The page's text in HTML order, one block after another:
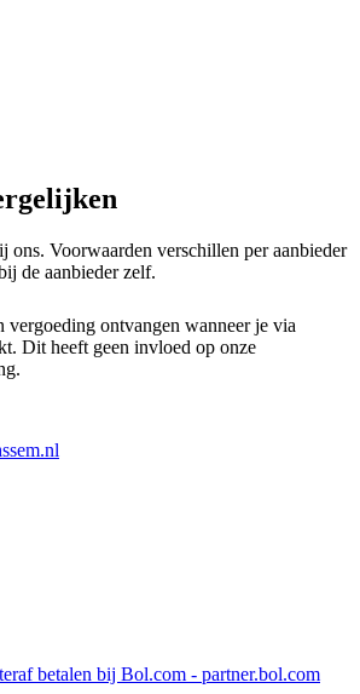
ons. Voorwaarden verschillen per aanbieder
de aanbieder zelf.
vergoeding ontvangen wanneer je via
Dit heeft geen invloed op onze